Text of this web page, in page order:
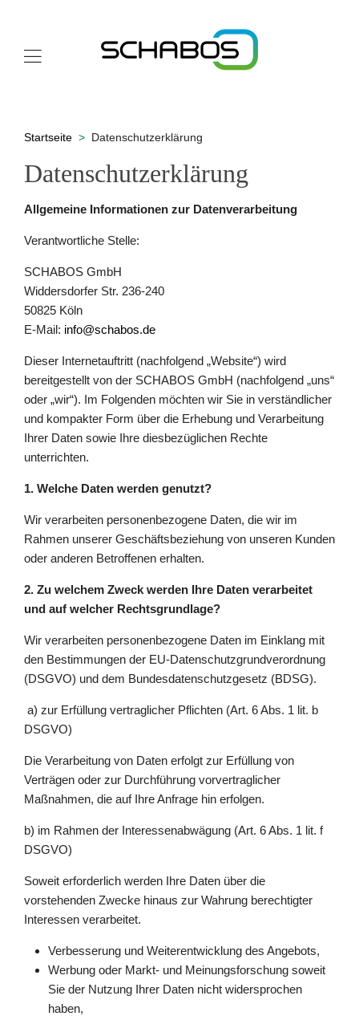
Startseite Datenschutzerklärung
Datenschutzerklärung
Allgemeine Informationen zur Datenverarbeitung
Verantwortliche Stelle:
SCHABOS GmbH
Widdersdorfer Str. 236-240
50825 Köln
E-Mail: info@schabos.de
Dieser Internetauftritt (nachfolgend „Website“) wird
bereitgestellt von der SCHABOS GmbH (nachfolgend „uns“
oder „wir“). Im Folgenden möchten wir Sie in verständlicher
und kompakter Form über die Erhebung und Verarbeitung
Ihrer Daten sowie Ihre diesbezüglichen Rechte
unterrichten.
1. Welche Daten werden genutzt?
Wir verarbeiten personenbezogene Daten, die wir im
Rahmen unserer Geschäftsbeziehung von unseren Kunden
oder anderen Betroffenen erhalten.
2. Zu welchem Zweck werden Ihre Daten verarbeitet
und auf welcher Rechtsgrundlage?
Wir verarbeiten personenbezogene Daten im Einklang mit
den Bestimmungen der EU-Datenschutzgrundverordnung
(DSGVO) und dem Bundesdatenschutzgesetz (BDSG).
a) zur Erfüllung vertraglicher Pflichten (Art. 6 Abs. 1 lit. b
DSGVO)
Die Verarbeitung von Daten erfolgt zur Erfüllung von
Verträgen oder zur Durchführung vorvertraglicher
Maßnahmen, die auf Ihre Anfrage hin erfolgen.
b) im Rahmen der Interessenabwägung (Art. 6 Abs. 1 lit. f
DSGVO)
Soweit erforderlich werden Ihre Daten über die
vorstehenden Zwecke hinaus zur Wahrung berechtigter
Interessen verarbeitet.
Verbesserung und Weiterentwicklung des Angebots,
Werbung oder Markt- und Meinungsforschung soweit
Sie der Nutzung Ihrer Daten nicht widersprochen
haben,